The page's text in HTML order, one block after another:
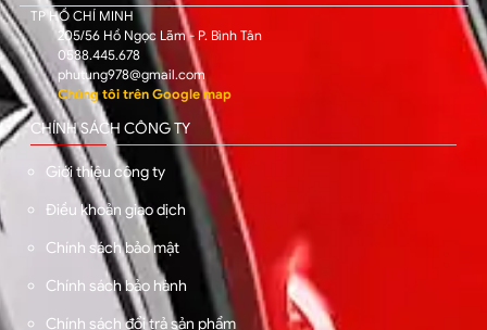
TP HỒ CHÍ MINH
205/56 Hồ Ngọc Lãm - P. Bình Tân
0588.445.678
phutung978@gmail.com
Chúng tôi trên Google map
CHÍNH SÁCH CÔNG TY
Giới thiệu công ty
Điều khoản giao dịch
Chính sách bảo mật
Chính sách bảo hành
Chính sách đổi trả sản phẩm